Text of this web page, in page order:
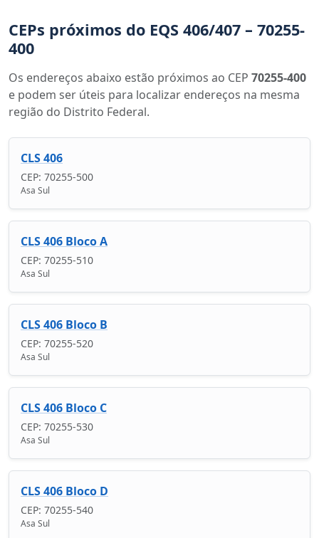
CEPs próximos do EQS 406/407 – 70255-
400
Os endereços abaixo estão próximos ao CEP 70255-400
e podem ser úteis para localizar endereços na mesma
região do Distrito Federal.
CLS 406
CEP: 70255-500
Asa Sul
CLS 406 Bloco A
CEP: 70255-510
Asa Sul
CLS 406 Bloco B
CEP: 70255-520
Asa Sul
CLS 406 Bloco C
CEP: 70255-530
Asa Sul
CLS 406 Bloco D
CEP: 70255-540
Asa Sul